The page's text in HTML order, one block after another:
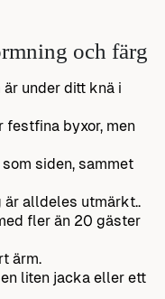
och färg
under ditt knä i
festfina byxor, men
siden, sammet
är alldeles utmärkt..
fler än 20 gäster
ärm.
liten jacka eller ett